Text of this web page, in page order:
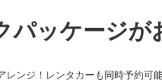
ッケージが
ンジ！レンタカーも同時予約可能